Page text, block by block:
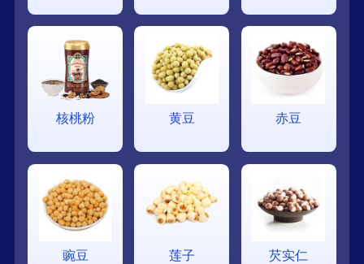
核桃粉 黄豆 赤豆
豌豆 莲子 芡实仁